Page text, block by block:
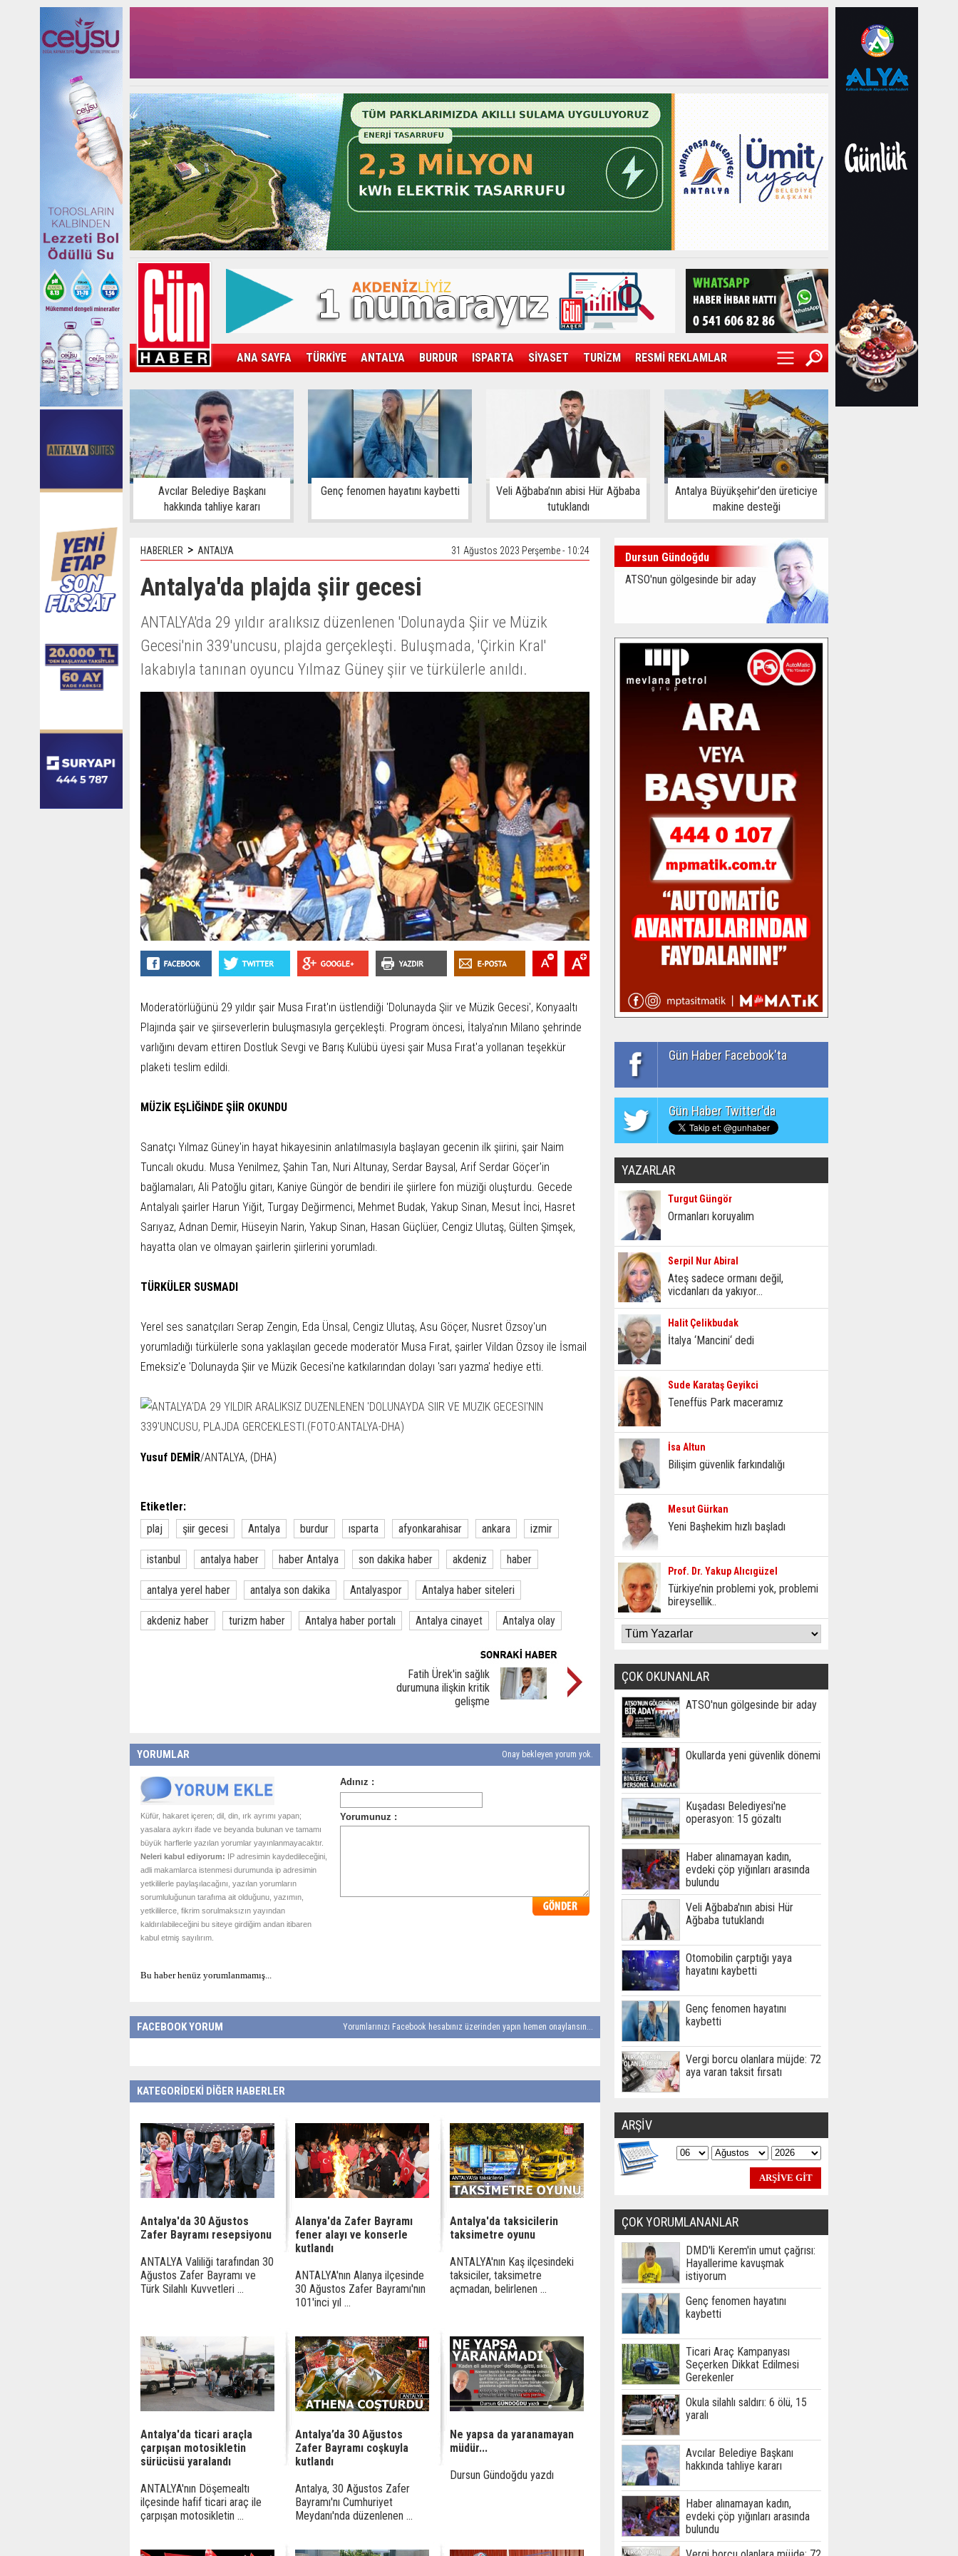
ANA SAYFA TÜRKİYE ANTALYA BURDUR ISPARTA SİYASET TURİZM RESMİ REKLAMLAR
KAMPÜS SPOR GÜN'ÜN ÜRÜNÜ SAĞLIK EKONOMİ DÜNYA
Avcılar Belediye Başkanı
hakkında tahliye kararı
Genç fenomen hayatını kaybetti
Veli Ağbaba’nın abisi Hür Ağbaba
tutuklandı
Antalya Büyükşehir’den üreticiye
makine desteği
HABERLER > ANTALYA 31 Ağustos 2023 Perşembe - 10:24
Antalya'da plajda şiir gecesi
ANTALYA'da 29 yıldır aralıksız düzenlenen 'Dolunayda Şiir ve Müzik
Gecesi'nin 339'uncusu, plajda gerçekleşti. Buluşmada, 'Çirkin Kral'
lakabıyla tanınan oyuncu Yılmaz Güney şiir ve türkülerle anıldı.
Moderatörlüğünü 29 yıldır şair Musa Fırat'ın üstlendiği 'Dolunayda Şiir ve Müzik Gecesi', Konyaaltı
Plajında şair ve şiirseverlerin buluşmasıyla gerçekleşti. Program öncesi, İtalya'nın Milano şehrinde
varlığını devam ettiren Dostluk Sevgi ve Barış Kulübü üyesi şair Musa Fırat'a yollanan teşekkür
plaketi teslim edildi.
MÜZİK EŞLİĞİNDE ŞİİR OKUNDU
Sanatçı Yılmaz Güney'in hayat hikayesinin anlatılmasıyla başlayan gecenin ilk şiirini, şair Naim
Tuncalı okudu. Musa Yenilmez, Şahin Tan, Nuri Altunay, Serdar Baysal, Arif Serdar Göçer'in
bağlamaları, Ali Patoğlu gitarı, Kaniye Güngör de bendiri ile şiirlere fon müziği oluşturdu. Gecede
Antalyalı şairler Harun Yiğit, Turgay Değirmenci, Mehmet Budak, Yakup Sinan, Mesut İnci, Hasret
Sarıyaz, Adnan Demir, Hüseyin Narin, Yakup Sinan, Hasan Güçlüer, Cengiz Ulutaş, Gülten Şimşek,
hayatta olan ve olmayan şairlerin şiirlerini yorumladı.
TÜRKÜLER SUSMADI
Yerel ses sanatçıları Serap Zengin, Eda Ünsal, Cengiz Ulutaş, Asu Göçer, Nusret Özsoy'un
yorumladığı türkülerle sona yaklaşılan gecede moderatör Musa Fırat, şairler Vildan Özsoy ile İsmail
Emeksiz'e 'Dolunayda Şiir ve Müzik Gecesi'ne katkılarından dolayı 'sarı yazma' hediye etti.
Yusuf DEMİR/ANTALYA, (DHA)
Etiketler:
plaj
şiir gecesi Antalya burdur ısparta afyonkarahisar ankara izmir
istanbul antalya haber haber Antalya son dakika haber akdeniz haber
antalya yerel haber antalya son dakika Antalyaspor Antalya haber siteleri
akdeniz haber turizm haber Antalya haber portalı Antalya cinayet Antalya olay
Fatih Ürek'in sağlık
durumuna ilişkin kritik
gelişme
YORUMLAR Onay bekleyen yorum yok.
Küfür, hakaret içeren; dil, din, ırk ayrımı yapan;
yasalara aykırı ifade ve beyanda bulunan ve tamamı
büyük harflerle yazılan yorumlar yayınlanmayacaktır.
Neleri kabul ediyorum: IP adresimin kaydedileceğini,
adli makamlarca istenmesi durumunda ip adresimin
yetkililerle paylaşılacağını, yazılan yorumların
sorumluluğunun tarafıma ait olduğunu, yazımın,
yetkililerce, fikrim sorulmaksızın yayından
kaldırılabileceğini bu siteye girdiğim andan itibaren
kabul etmiş sayılırım.
Bu haber henüz yorumlanmamış...
FACEBOOK YORUM Yorumlarınızı Facebook hesabınız üzerinden yapın hemen onaylansın...
KATEGORİDEKİ DİĞER HABERLER
Antalya'da 30 Ağustos
Zafer Bayramı resepsiyonu
ANTALYA Valiliği tarafından 30
Ağustos Zafer Bayramı ve
Türk Silahlı Kuvvetleri ...
Alanya'da Zafer Bayramı
fener alayı ve konserle
kutlandı
ANTALYA'nın Alanya ilçesinde
30 Ağustos Zafer Bayramı'nın
101'inci yıl ...
Antalya'da taksicilerin
taksimetre oyunu
ANTALYA'nın Kaş ilçesindeki
taksiciler, taksimetre
açmadan, belirlenen ...
Antalya'da ticari araçla
çarpışan motosikletin
sürücüsü yaralandı
ANTALYA'nın Döşemealtı
ilçesinde hafif ticari araç ile
çarpışan motosikletin ...
Antalya’da 30 Ağustos
Zafer Bayramı coşkuyla
kutlandı
Antalya, 30 Ağustos Zafer
Bayramı'nı Cumhuriyet
Meydanı'nda düzenlenen ...
Ne yapsa da yaranamayan
müdür...
Dursun Gündoğdu yazdı
Dursun Gündoğdu
ATSO'nun gölgesinde bir aday
Gün Haber Facebook'ta
Gün Haber Twitter'da
YAZARLAR
Turgut Güngör
Ormanları koruyalım
Serpil Nur Abiral
Ateş sadece ormanı değil,
vicdanları da yakıyor...
Halit Çelikbudak
İtalya ‘Mancini‘ dedi
Sude Karataş Geyikci
Teneffüs Park maceramız
İsa Altun
Bilişim güvenlik farkındalığı
Mesut Gürkan
Yeni Başhekim hızlı başladı
Prof. Dr. Yakup Alıcıgüzel
Türkiye’nin problemi yok, problemi
bireysellik..
ÇOK OKUNANLAR
ATSO'nun gölgesinde bir aday
Okullarda yeni güvenlik dönemi
Kuşadası Belediyesi'ne
operasyon: 15 gözaltı
Haber alınamayan kadın,
evdeki çöp yığınları arasında
bulundu
Veli Ağbaba'nın abisi Hür
Ağbaba tutuklandı
Otomobilin çarptığı yaya
hayatını kaybetti
Genç fenomen hayatını
kaybetti
Vergi borcu olanlara müjde: 72
aya varan taksit fırsatı
ARŞİV
ÇOK YORUMLANANLAR
DMD'li Kerem'in umut çağrısı:
Hayallerime kavuşmak
istiyorum
Genç fenomen hayatını
kaybetti
Ticari Araç Kampanyası
Seçerken Dikkat Edilmesi
Gerekenler
Okula silahlı saldırı: 6 ölü, 15
yaralı
Avcılar Belediye Başkanı
hakkında tahliye kararı
Haber alınamayan kadın,
evdeki çöp yığınları arasında
bulundu